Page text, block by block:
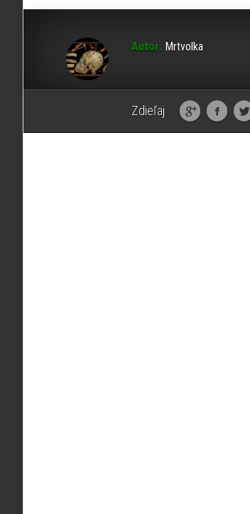
Autor: Mrtvolka
Zdieľaj